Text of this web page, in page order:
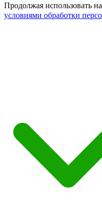
Продолжая использовать
условиями обработки